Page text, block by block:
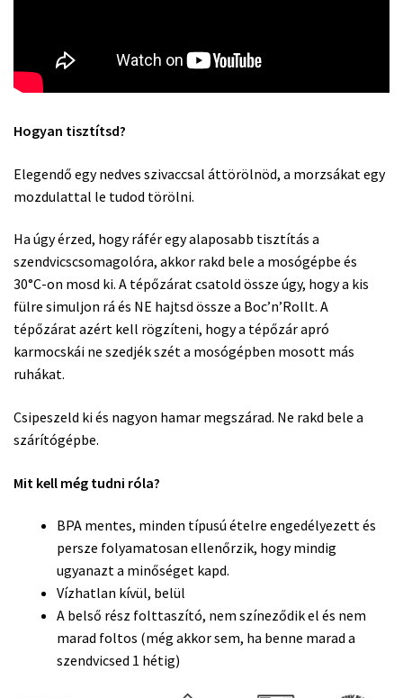
Hogyan tisztítsd?
Elegendő egy nedves szivaccsal áttörölnöd, a morzsákat egy
mozdulattal le tudod törölni.
Ha úgy érzed, hogy ráfér egy alaposabb tisztítás a
szendvicscsomagolóra, akkor rakd bele a mosógépbe és
30°C-on mosd ki. A tépőzárat csatold össze úgy, hogy a kis
fülre simuljon rá és NE hajtsd össze a Boc’n’Rollt. A
tépőzárat azért kell rögzíteni, hogy a tépőzár apró
karmocskái ne szedjék szét a mosógépben mosott más
ruhákat.
Csipeszeld ki és nagyon hamar megszárad. Ne rakd bele a
szárítógépbe.
Mit kell még tudni róla?
BPA mentes, minden típusú ételre engedélyezett és
persze folyamatosan ellenőrzik, hogy mindig
ugyanazt a minőséget kapd.
Vízhatlan kívül, belül
A belső rész folttaszító, nem színeződik el és nem
marad foltos (még akkor sem, ha benne marad a
szendvicsed 1 hétig)